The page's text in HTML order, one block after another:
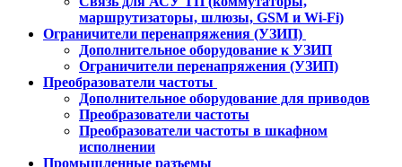
маршрутизаторы, шлюзы, GSM и Wi-Fi)
Ограничители перенапряжения (УЗИП)
Дополнительное оборудование к УЗИП
Ограничители перенапряжения (УЗИП)
Преобразователи частоты
Дополнительное оборудование для приводов
Преобразователи частоты
Преобразователи частоты в шкафном
исполнении
Промышленные разъемы